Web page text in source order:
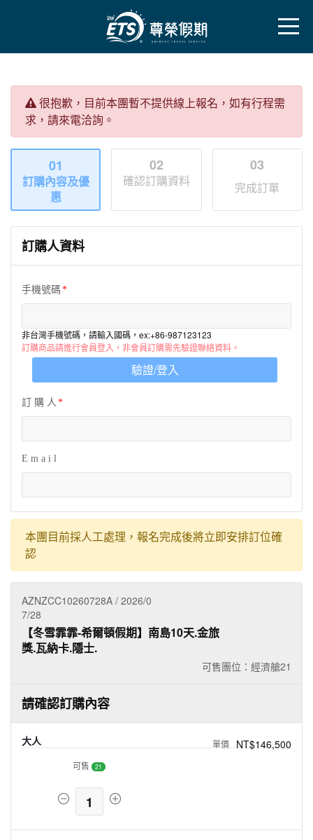
很抱歉，目前本團暫不提供線上報名，如有行程需
求，請來電洽詢。
01
訂購內容及優
惠
02
確認訂購資料
03
完成訂單
訂購人資料
手機號碼
非台灣手機號碼，請輸入國碼，ex:+86-987123123
訂購商品請進行會員登入，非會員訂購需先驗證聯絡資料。
驗證/登入
訂 購 人
E m a i l
本團目前採人工處理，報名完成後將立即安排訂位確
認
AZNZCC10260728A / 2026/0
7/28
可售團位：經濟艙21
【冬雪霏霏-希爾頓假期】南島10天.金旅
獎.瓦納卡.隱士.
請確認訂購內容
大人 NT$146,500
可售 21
1